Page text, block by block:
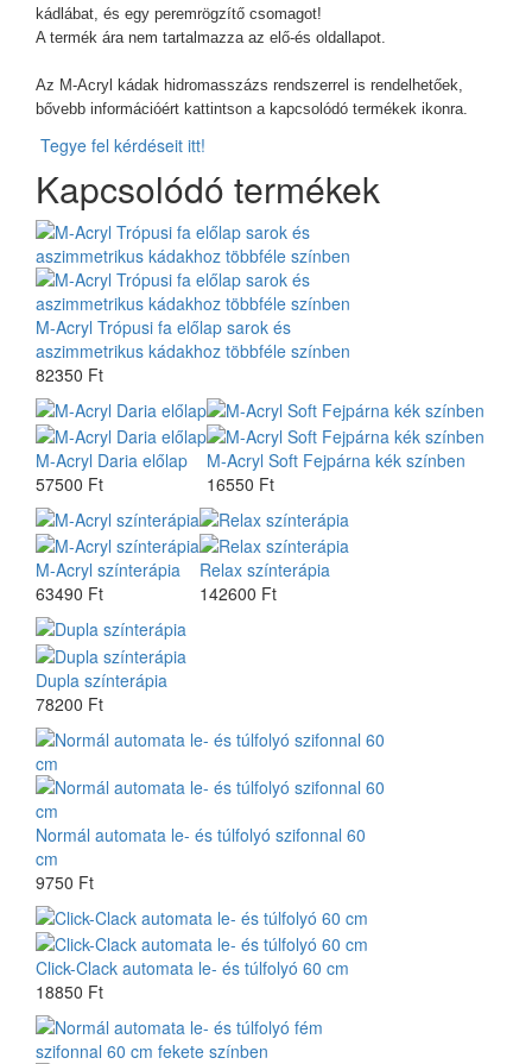
kádlábat, és egy peremrögzítő csomagot!
A termék ára nem tartalmazza az elő-és oldallapot.
Az M-Acryl kádak hidromasszázs rendszerrel is rendelhetőek,
bővebb információért kattintson a kapcsolódó termékek ikonra.
Tegye fel kérdéseit itt!
Kapcsolódó termékek
M-Acryl Trópusi fa előlap sarok és
aszimmetrikus kádakhoz többféle színben
82350 Ft
M-Acryl Daria előlap
57500 Ft
M-Acryl Soft Fejpárna kék színben
16550 Ft
M-Acryl színterápia
63490 Ft
Relax színterápia
142600 Ft
Dupla színterápia
78200 Ft
Normál automata le- és túlfolyó szifonnal 60
cm
9750 Ft
Click-Clack automata le- és túlfolyó 60 cm
18850 Ft